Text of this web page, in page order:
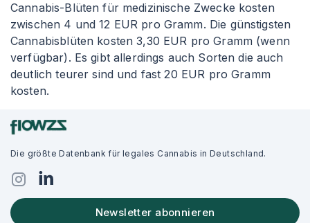
Cannabis-Blüten für medizinische Zwecke kosten
zwischen 4 und 12 EUR pro Gramm. Die günstigsten
Cannabisblüten kosten 3,30 EUR pro Gramm (wenn
verfügbar). Es gibt allerdings auch Sorten die auch
deutlich teurer sind und fast 20 EUR pro Gramm
kosten.
Die größte Datenbank für legales Cannabis in Deutschland.
Newsletter abonnieren